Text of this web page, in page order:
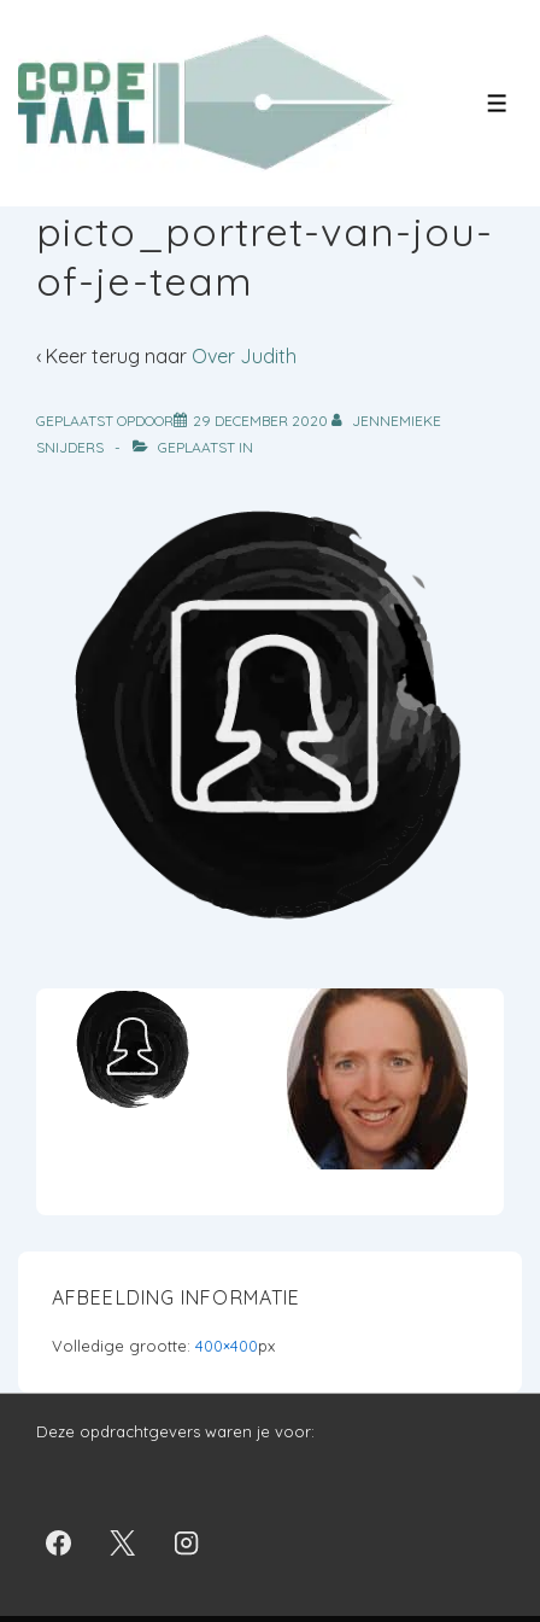
naar
hoofdinhoud
picto_portret-van-jou-
of-je-team
‹ Keer terug naar Over Judith
GEPLAATST OPDOOR 29 DECEMBER 2020
JENNEMIEKE
SNIJDERS
GEPLAATST IN
AFBEELDING INFORMATIE
Volledige grootte: 400×400px
Deze opdrachtgevers waren je voor: